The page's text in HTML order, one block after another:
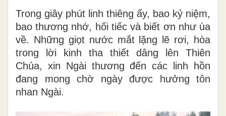
Trong giây phút linh thiêng ấy, bao kỷ niệm,
bao thương nhớ, hối tiếc và biết ơn như ùa
về. Những giọt nước mắt lặng lẽ rơi, hòa
trong lời kinh tha thiết dâng lên Thiên
Chúa, xin Ngài thương đến các linh hồn
đang mong chờ ngày được hưởng tôn
nhan Ngài.